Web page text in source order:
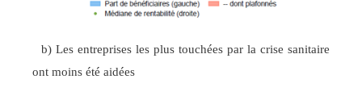
b) Les entreprises les plus touchées par la crise sanitaire
ont moins été aidées